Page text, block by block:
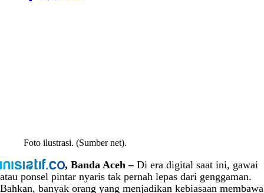
Foto ilustrasi. (Sumber net).
, Banda Aceh –Di era digital saat ini, gawai
atau ponsel pintar nyaris tak pernah lepas dari genggaman.
Bahkan, banyak orang yang menjadikan kebiasaan membawa